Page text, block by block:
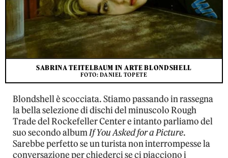
SABRINA TEITELBAUM IN ARTE BLONDSHELL
FOTO: DANIEL TOPETE
Blondshell è scocciata. Stiamo passando in rassegna
la bella selezione di dischi del minuscolo Rough
Trade del Rockefeller Center e intanto parliamo del
suo secondo albumIf You Asked for a Picture.
Sarebbe perfetto se un turista non interrompesse la
conversazione per chiederci se ci piacciono i